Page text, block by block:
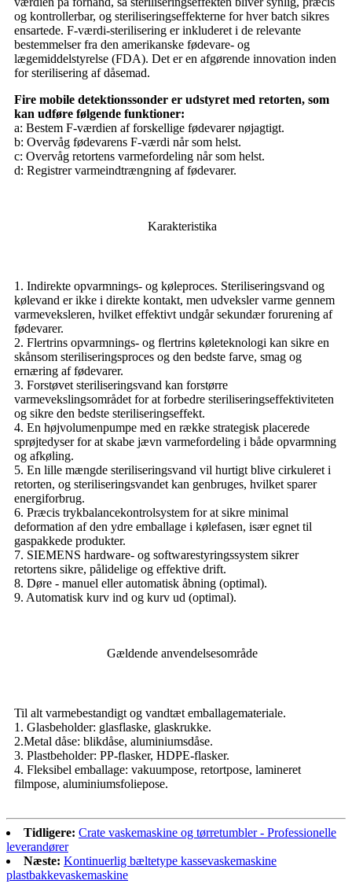
og kontrollerbar, og steriliseringseffekterne for hver batch sikres
ensartede. F-værdi-sterilisering er inkluderet i de relevante
bestemmelser fra den amerikanske fødevare- og
lægemiddelstyrelse (FDA). Det er en afgørende innovation inden
for sterilisering af dåsemad.
Fire mobile detektionssonder er udstyret med retorten, som
kan udføre følgende funktioner:
a: Bestem F-værdien af ​​forskellige fødevarer nøjagtigt.
b: Overvåg fødevarens F-værdi når som helst.
c: Overvåg retortens varmefordeling når som helst.
d: Registrer varmeindtrængning af fødevarer.
Karakteristika
1. Indirekte opvarmnings- og køleproces. Steriliseringsvand og
kølevand er ikke i direkte kontakt, men udveksler varme gennem
varmeveksleren, hvilket effektivt undgår sekundær forurening af
fødevarer.
2. Flertrins opvarmnings- og flertrins køleteknologi kan sikre en
skånsom steriliseringsproces og den bedste farve, smag og
ernæring af fødevarer.
3. Forstøvet steriliseringsvand kan forstørre
varmevekslingsområdet for at forbedre steriliseringseffektiviteten
og sikre den bedste steriliseringseffekt.
4. En højvolumenpumpe med en række strategisk placerede
sprøjtedyser for at skabe jævn varmefordeling i både opvarmning
og afkøling.
5. En lille mængde steriliseringsvand vil hurtigt blive cirkuleret i
retorten, og steriliseringsvandet kan genbruges, hvilket sparer
energiforbrug.
6. Præcis trykbalancekontrolsystem for at sikre minimal
deformation af den ydre emballage i kølefasen, især egnet til
gaspakkede produkter.
7. SIEMENS hardware- og softwarestyringssystem sikrer
retortens sikre, pålidelige og effektive drift.
8. Døre - manuel eller automatisk åbning (optimal).
9. Automatisk kurv ind og kurv ud (optimal).
Gældende anvendelsesområde
Til alt varmebestandigt og vandtæt emballagemateriale.
1. Glasbeholder: glasflaske, glaskrukke.
2.Metal dåse: blikdåse, aluminiumsdåse.
3. Plastbeholder: PP-flasker, HDPE-flasker.
4. Fleksibel emballage: vakuumpose, retortpose, lamineret
filmpose, aluminiumsfoliepose.
Tidligere: Crate vaskemaskine og tørretumbler - Professionelle
leverandører
Næste: Kontinuerlig bæltetype kassevaskemaskine
plastbakkevaskemaskine